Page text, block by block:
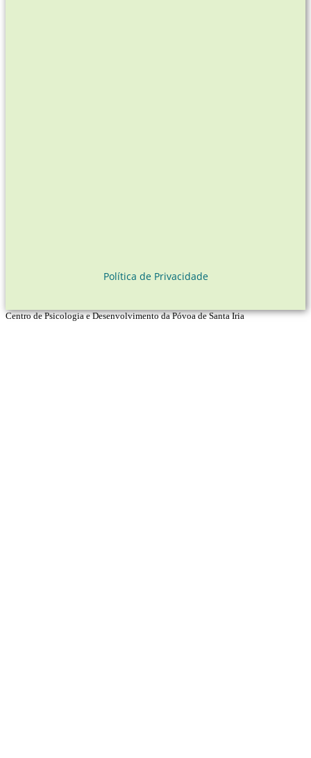
Política de Privacidade
Centro de Psicologia e Desenvolvimento da Póvoa de Santa Iria